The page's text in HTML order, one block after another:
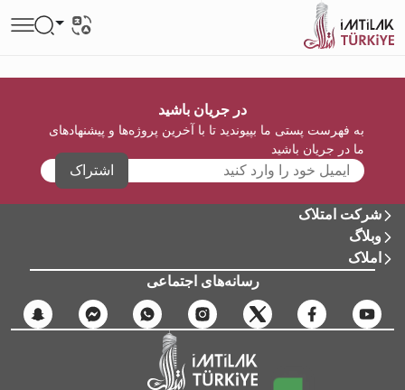
در جریان باشید
به فهرست پستی ما بپیوندید تا با آخرین پروژه‌ها و پیشنهادهای
ما در جریان باشید
اشتراک
شرکت امتلاک
وبلاگ
املاک
رسانه‌های اجتماعی